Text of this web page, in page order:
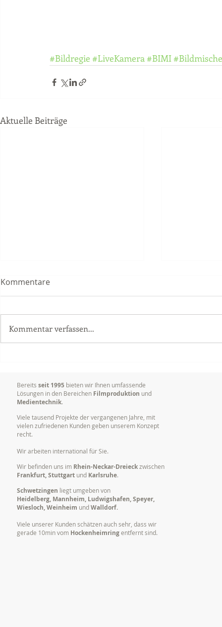
#Bildregie #LiveKamera#BIMI
Aktuelle Beiträge
Konferenzen
Kommentare
Kommentar verfassen...
Bereits seit 1995 bieten wir Ihnen umfassende
Lösungen in den Bereichen Filmproduktion und
Medientechnik.
Viele tausend Projekte der vergangenen Jahre, mit
vielen zufriedenen Kunden geben unserem Konzept
recht.
Wir arbeiten international für Sie.
Wir befinden uns im Rhein-Neckar-Dreieckzwischen
Frankfurt, Stuttgart und Karlsruhe.
Schwetzingen liegt umgeben von
Heidelberg, Mannheim, Ludwigshafen, Speyer,
Wiesloch, Weinheim undWalldorf.
Viele unserer Kunden schätzen auch sehr, dass wir
gerade 10min vom Hockenheimringentfernt sind.